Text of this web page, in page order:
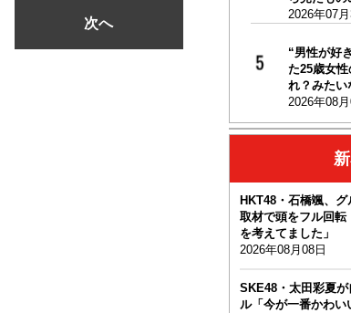
次へ
2026年07月
“男性が好
た25歳女
れ？みたい
2026年08月
HKT48・石橋颯、
取材で頭をフル回転
を考えてました」
2026年08月08日
SKE48・太田彩夏
ル「今が一番かわい